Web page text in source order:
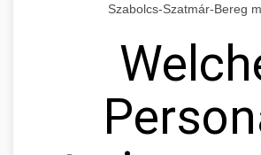
Szabolcs-Szatmár-Bereg